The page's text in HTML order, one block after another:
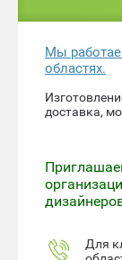
Мы
областях.
доставка,
Для